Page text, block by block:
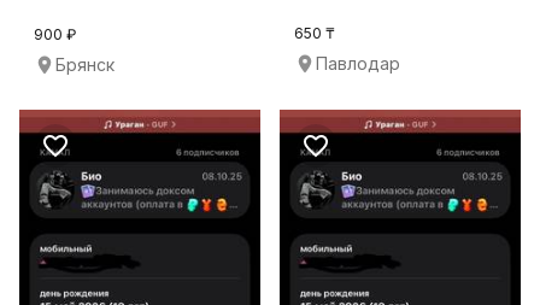
900 ₽
Брянск
650 ₸
Павлодар